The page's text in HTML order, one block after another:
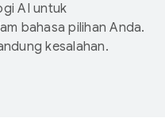
AI untuk
bahasa pilihan Anda.
kesalahan.